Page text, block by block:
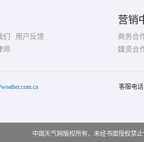
用户反馈
师
营销
商务合
媒资合
客服电
中国天气网版权所有，未经书面授权